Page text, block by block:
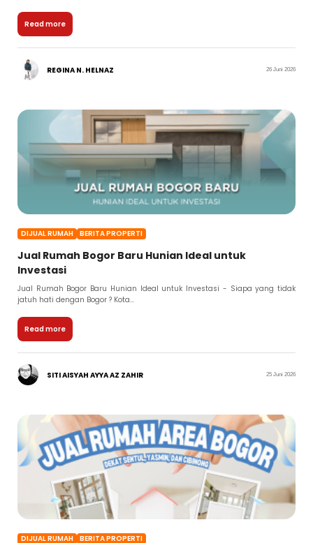
Read more
REGINA N. HELNAZ 26 Juni 2026
DIJUAL RUMAH BERITA PROPERTI
Jual Rumah Bogor Baru Hunian Ideal untuk
Investasi
Jual Rumah Bogor Baru Hunian Ideal untuk Investasi - Siapa yang tidak
jatuh hati dengan Bogor ? Kota...
Read more
SITI AISYAH AYYA AZ ZAHIR 25 Juni 2026
DIJUAL RUMAH BERITA PROPERTI